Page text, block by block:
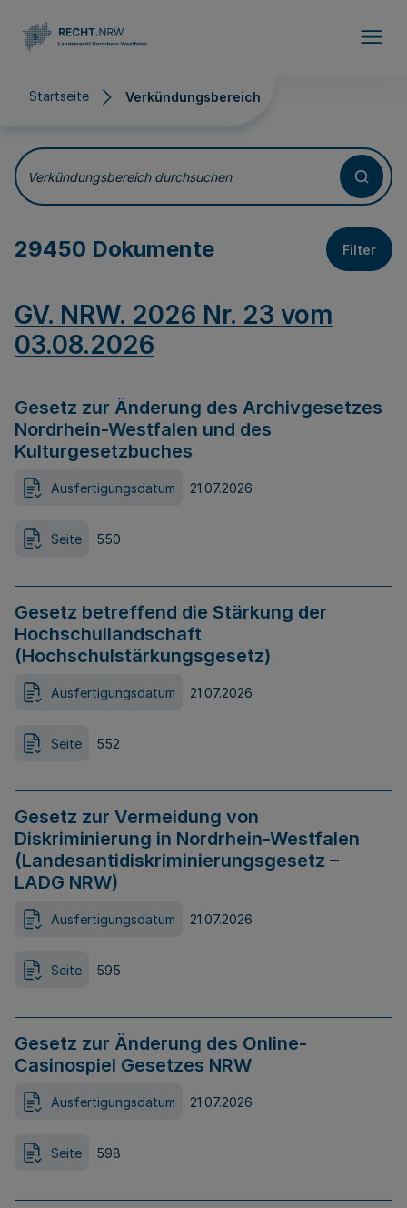
Startseite Verkündungsbereich
Verkündungsbereich
Verkündungsbereich durchsuchen
29450 Dokumente Filter
GV. NRW. 2026 Nr. 23 vom
03.08.2026
Gesetz zur Änderung des Archivgesetzes
Nordrhein-Westfalen und des
Kulturgesetzbuches
Ausfertigungsdatum 21.07.2026
Seite 550
Gesetz betreffend die Stärkung der
Hochschullandschaft
(Hochschulstärkungsgesetz)
Ausfertigungsdatum 21.07.2026
Seite 552
Gesetz zur Vermeidung von
Diskriminierung in Nordrhein-Westfalen
(Landesantidiskriminierungsgesetz –
LADG NRW)
Ausfertigungsdatum 21.07.2026
Seite 595
Gesetz zur Änderung des Online-
Casinospiel Gesetzes NRW
Ausfertigungsdatum 21.07.2026
Seite 598